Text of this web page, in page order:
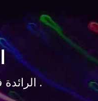
الرائدة في مجال تصنيع منتجات الألياف صريف .